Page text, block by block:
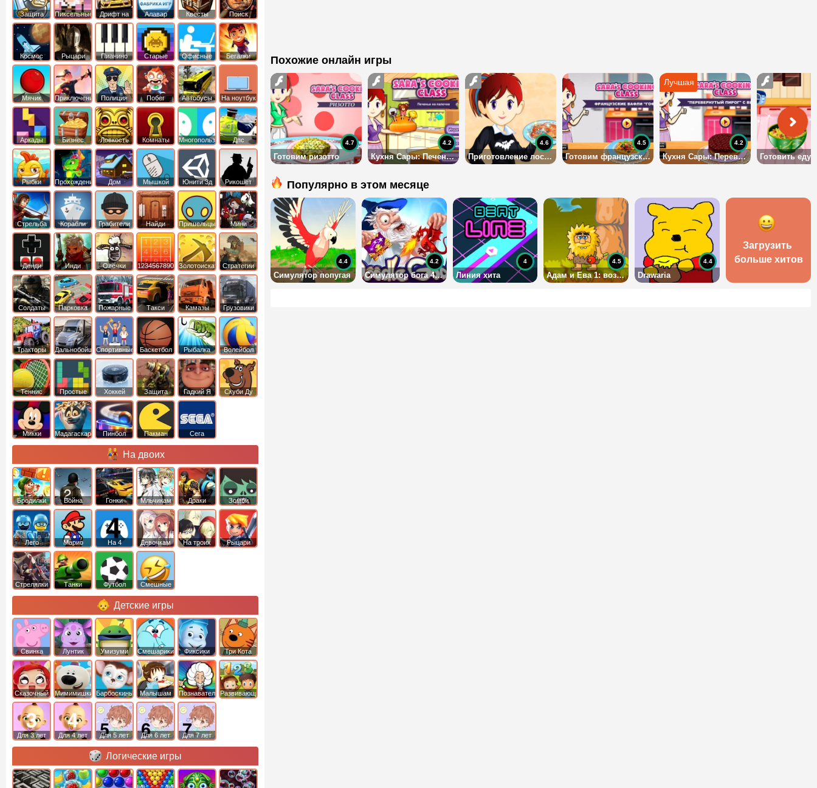
Похожие онлайн игры
Готовим ризотто
4.7
Кухня Сары: Печенье на палочке
4.2
Приготовление лосося в кленовом сиропе
4.6
Готовим французские вафли «Гофре»
4.5
Кухня Сары: Перевёрнуый пирог с вишней
4.2
Популярно в этом месяце
Симулятор попугая
4.4
Симулятор бога 4: на русском
4.2
Линия хита
4
Адам и Ева 1: возвращение домой
4.5
Drawaria
4.4
Загрузить
больше хитов
Защита
королевства
Пиксельные
Дрифт на
машинах
Алавар Квесты
Поиск
предметов
Космос Рыцари Пианино Старые Офисные Бегалки
Мячик Приключения Полиция Побег Автобусы На ноутбук
Аркады
Бизнес
симуляторы
Ловкость Комнаты Многопользовательские
Дпс
Рыбки Прохождение Дом Мышкой Юнити 3д Рикошет
Cтрельба
из лука
Корабли Грабители
Найди
выход
Пришельцы Мини
Денди Инди
Овечки
идут домой
1234567890 ЗолотоискательСтратегии
Солдаты
Парковка
машин
Пожарные
машины
Такси Камазы Грузовики
Тракторы ДальнобойщикиСпортивные Баскетбол Рыбалка Волейбол
Теннис Простые Хоккей
Защита
башни
Гадкий Я Скуби Ду
Микки
Мадагаскар Пинбол Пакман Сега
На двоих
Бродилки Война Гонки Мльчикам Драки Зомби
Лего Марио На 4 Девочкам На троих Рыцари
Стрелялки Танки Футбол Смешные
Детские игры
Свинка
Пеппа
Лунтик Умизуми Смешарики Фиксики Три Кота
Сказочный
патруль
Мимимишки Барбоскины Малышам ПознавательныеРазвивающие
Для 3 лет Для 4 лет Для 5 лет Для 6 лет Для 7 лет
Логические игры